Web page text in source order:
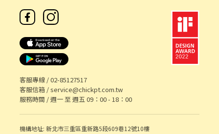
客服專線 /02-85127517
客服信箱 /service@chickpt.com.tw
服務時間 / 週一 至 週五 09：00 - 18：00
機構地址: 新北市三重區重新路5段609巷12號10樓